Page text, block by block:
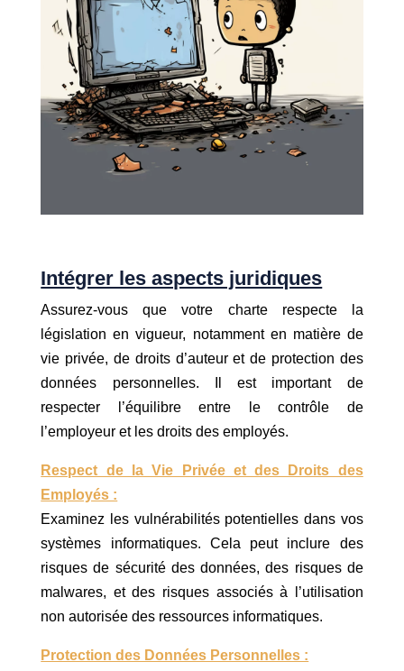
Intégrer les aspects juridiques
Assurez-vous que votre charte respecte la
législation en vigueur, notamment en matière de
vie privée, de droits d’auteur et de protection des
données personnelles. Il est important de
respecter l’équilibre entre le contrôle de
l’employeur et les droits des employés.
Respect de la Vie Privée et des Droits des
Employés :
Examinez les vulnérabilités potentielles dans vos
systèmes informatiques. Cela peut inclure des
risques de sécurité des données, des risques de
malwares, et des risques associés à l’utilisation
non autorisée des ressources informatiques.
Protection des Données Personnelles :